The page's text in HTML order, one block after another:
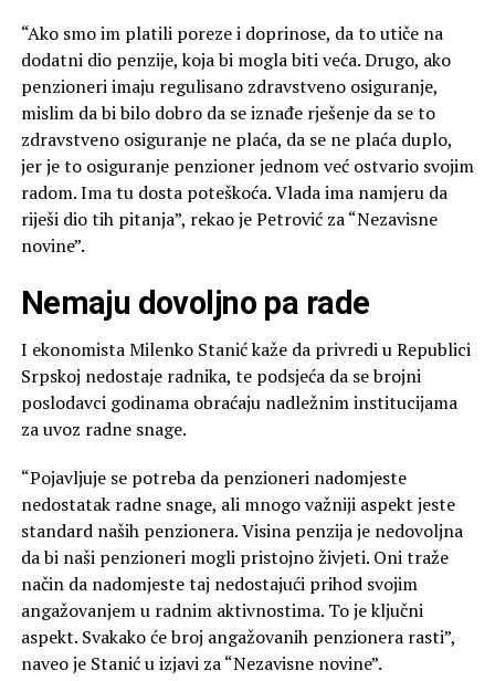
“Ako smo im platili poreze i doprinose, da to utiče na
dodatni dio penzije, koja bi mogla biti veća. Drugo, ako
penzioneri imaju regulisano zdravstveno osiguranje,
mislim da bi bilo dobro da se iznađe rješenje da se to
zdravstveno osiguranje ne plaća, da se ne plaća duplo,
jer je to osiguranje penzioner jednom već ostvario svojim
radom. Ima tu dosta poteškoća. Vlada ima namjeru da
riješi dio tih pitanja”, rekao je Petrović za “Nezavisne
novine”.
Nemaju dovoljno pa rade
I ekonomista Milenko Stanić kaže da privredi u Republici
Srpskoj nedostaje radnika, te podsjeća da se brojni
poslodavci godinama obraćaju nadležnim institucijama
za uvoz radne snage.
“Pojavljuje se potreba da penzioneri nadomjeste
nedostatak radne snage, ali mnogo važniji aspekt jeste
standard naših penzionera. Visina penzija je nedovoljna
da bi naši penzioneri mogli pristojno živjeti. Oni traže
način da nadomjeste taj nedostajući prihod svojim
angažovanjem u radnim aktivnostima. To je ključni
aspekt. Svakako će broj angažovanih penzionera rasti”,
naveo je Stanić u izjavi za “Nezavisne novine”.